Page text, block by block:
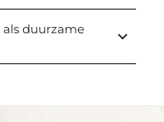
als duurzame
keyboard_arrow_down